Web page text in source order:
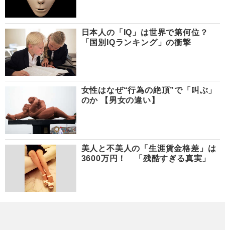
日本人の「IQ」は世界で第何位？
「国別IQランキング」の衝撃
女性はなぜ“行為の絶頂”で「叫ぶ」
のか 【男女の違い】
美人と不美人の「生涯賃金格差」は
3600万円！ 「残酷すぎる真実」